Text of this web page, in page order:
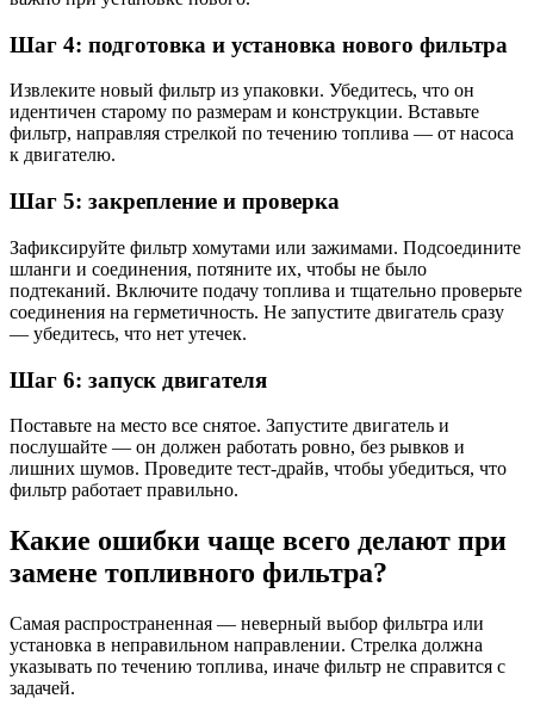
Шаг 4: подготовка и установка нового фильтра
Извлеките новый фильтр из упаковки. Убедитесь, что он
идентичен старому по размерам и конструкции. Вставьте
фильтр, направляя стрелкой по течению топлива — от насоса
к двигателю.
Шаг 5: закрепление и проверка
Зафиксируйте фильтр хомутами или зажимами. Подсоедините
шланги и соединения, потяните их, чтобы не было
подтеканий. Включите подачу топлива и тщательно проверьте
соединения на герметичность. Не запустите двигатель сразу
— убедитесь, что нет утечек.
Шаг 6: запуск двигателя
Поставьте на место все снятое. Запустите двигатель и
послушайте — он должен работать ровно, без рывков и
лишних шумов. Проведите тест-драйв, чтобы убедиться, что
фильтр работает правильно.
Какие ошибки чаще всего делают при
замене топливного фильтра?
Самая распространенная — неверный выбор фильтра или
установка в неправильном направлении. Стрелка должна
указывать по течению топлива, иначе фильтр не справится с
задачей.